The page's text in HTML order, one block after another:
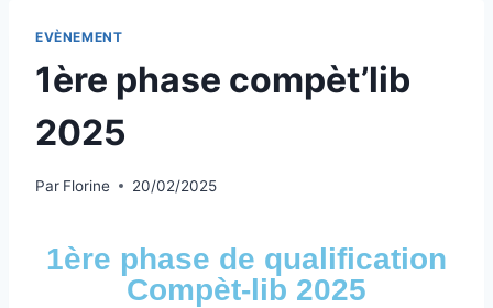
EVÈNEMENT
1ère phase compèt’lib
2025
Par Florine 20/02/2025
1ère phase de qualification
Compèt-lib 2025